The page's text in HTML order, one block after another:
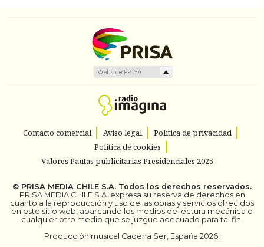
Contacto comercial Aviso legal
Política de privacidad
Política de cookies
Valores Pautas publicitarias Presidenciales 2025
© PRISA MEDIA CHILE S.A. Todos los derechos reservados.
PRISA MEDIA CHILE S.A. expresa su reserva de derechos en
cuanto a la reproducción y uso de las obras y servicios ofrecidos
en este sitio web, abarcando los medios de lectura mecánica o
cualquier otro medio que se juzgue adecuado para tal fin.
Producción musical Cadena Ser, España 2026.